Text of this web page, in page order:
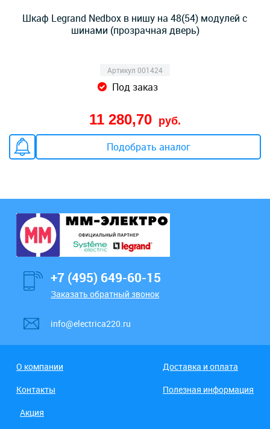
Шкаф Legrand Nedbox в нишу на 48(54) модулей с
шинами (прозрачная дверь)
Артикул 001424
Под заказ
11 280,70 руб.
Подобрать аналог
+7 (495) 649-60-15
Заказать обратный звонок
info@electrica220.ru
О компании
Доставка и оплата
Контакты
Полезная информация
Акция